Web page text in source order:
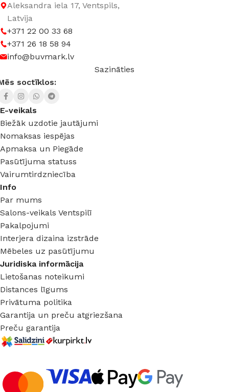
Aleksandra iela 17, Ventspils,
Latvija
+371 22 00 33 68
+371 26 18 58 94
info@buvmark.lv
Sazināties
soctīklos:
E-veikals
Biežāk uzdotie jautājumi
Nomaksas iespējas
Apmaksa un Piegāde
Pasūtījuma statuss
Vairumtirdzniecība
Info
Par mums
Salons-veikals Ventspilī
Pakalpojumi
Interjera dizaina izstrāde
Mēbeles uz pasūtījumu
Juridiska informācija
Lietošanas noteikumi
Distances līgums
Privātuma politika
Garantija un preču atgriezšana
Preču garantija